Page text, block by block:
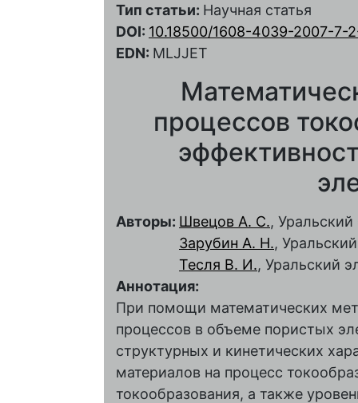
Тип статьи: Научная статья
DOI: 10.18500/1608-4039-2007-7-
EDN: MLJJET
процессов
Авторы: Швецов А. С.,
Зарубин А. Н.,
Тесля В. И., Уральский
Аннотация:
При помощи математических
процессов в объеме пористых
структурных и кинетических
материалов на процесс
токообразования, а также